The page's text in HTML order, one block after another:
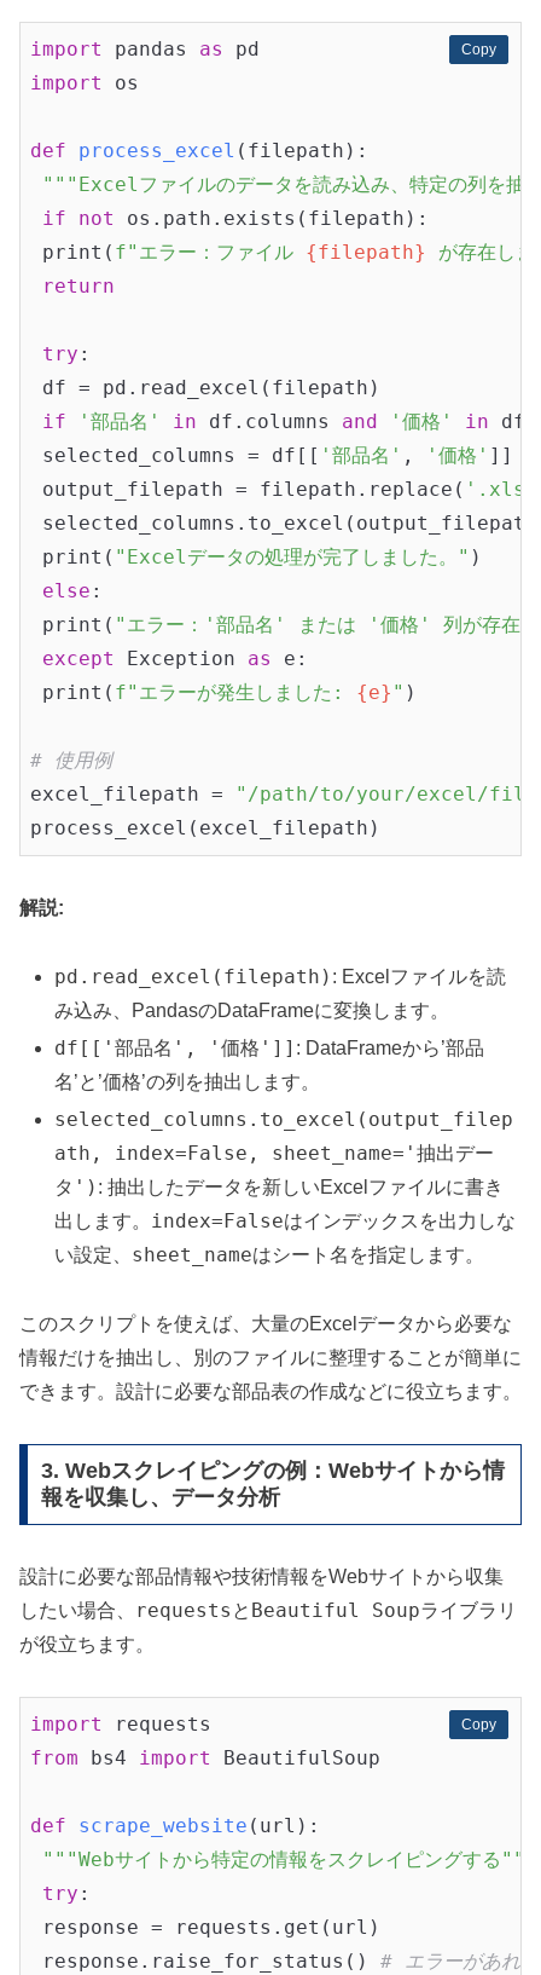
Copy
Copy
import pandas as
import
os
def process_excel (filepath) :
"""Excelファイルのデータを読み込み、特定の列を抽
if
not
os.path.exists(filepath):
print( f"エラー：ファイル {filepath}
が存在し
return
try :
df = pd.read_excel(filepath)
if
'部品名' in df.columns and '価格' in
selected_columns = df[[ '部品名' , '価格' ]]
output_filepath = filepath.replace(
print( "Excelデータの処理が完了しました。" )
else :
print( "エラー：'部品名' または '価格' 列が存在し
except
Exception as
e:
print( f"エラーが発生しました: {e} " )
# 使用例
excel_filepath =
"/path/to/your/excel/
解説:
pd.read_excel(filepath) : Excelファイルを読
み込み、PandasのDataFrameに変換します。
df[['部品名', '価格']] : DataFrameから’部品
名’と’価格’の列を抽出します。
selected_columns.to_excel(output_filep
ath, index=False, sheet_name='抽出デー
タ') : 抽出したデータを新しいExcelファイルに書き
出します。 index=Falseはインデックスを出力しな
い設定、 sheet_nameはシート名を指定します。
このスクリプトを使えば、大量のExcelデータから必要な
情報だけを抽出し、別のファイルに整理することが簡単に
できます。設計に必要な部品表の作成などに役立ちます。
3. Webスクレイピングの例：Webサイトから情
報を収集し、データ分析
設計に必要な部品情報や技術情報をWebサイトから収集
したい場合、
requests と Beautiful Soupライブラリ
が役立ちます。
Copy
Copy
import
from bs4 import BeautifulSoup
def scrape_website (url) :
"""Webサイトから特定の情報をスクレイピングする"""
try :
response = requests.get(url)
response.raise_for_status() # エラーがあれ